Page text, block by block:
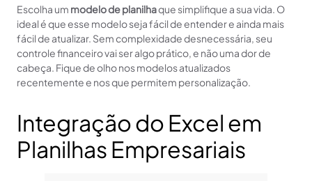
Escolha um modelo de planilhaque simplifique a sua vida. O
ideal é que esse modelo seja fácil de entender e ainda mais
fácil de atualizar. Sem complexidade desnecessária, seu
controle financeiro vai ser algo prático, e não uma dor de
cabeça. Fique de olho nos modelos atualizados
recentemente e nos que permitem personalização.
Integração do Excel em
Planilhas Empresariais